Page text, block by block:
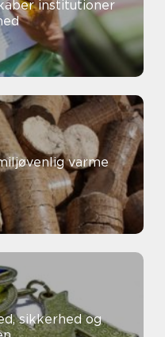
institutioner
varme